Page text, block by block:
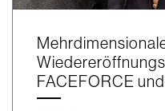
FACEFORCE